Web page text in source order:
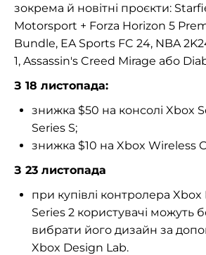
зокрема й новітні проєкти:
Motorsport + Forza Horizon 5
Bundle, EA Sports FC 24, NBA
1, Assassin's Creed Mirage або
З 18 листопада:
знижка $50 на консолі Xbox
Series S;
знижка $10 на Xbox Wireless
З 23 листопада
при купівлі контролера
Series 2 користувачі можуть
вибрати його дизайн за
Xbox Design Lab.